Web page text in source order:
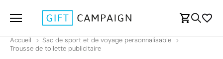
Accueil
Sac de sport et de voyage personnalisable
Trousse de toilette publicitaire